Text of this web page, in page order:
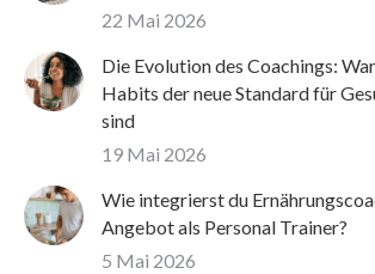
22 Mai 2026
Die Evolution des Coachings:
Habits der neue Standard für
sind
19 Mai 2026
Wie integrierst du
Angebot als Personal Trainer?
5 Mai 2026